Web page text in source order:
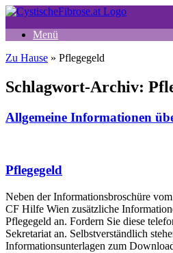
Zum
springenMenü
Zu Hause » Pflegegeld
Schlagwort-Archiv:
Allgemeine Informationen
Pflegegeld
Neben der Informationsbroschüre
CF Hilfe Wien zusätzliche
Pflegegeld an. Fordern Sie diese
Sekretariat an. Selbstverständlich
Informationsunterlagen zum